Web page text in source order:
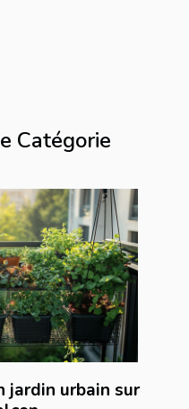
Catégorie
jardin urbain sur